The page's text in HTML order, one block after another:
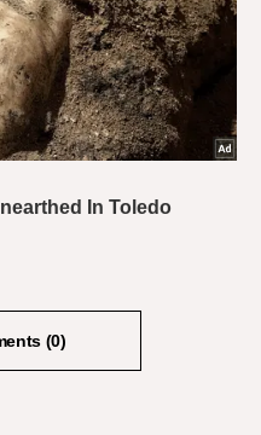
(0)